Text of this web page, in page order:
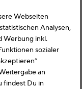
Webseiten
Analysen,
Werbung inkl.
sozialer
an
findest Du in
nur
Linie um
auf „Weiter“